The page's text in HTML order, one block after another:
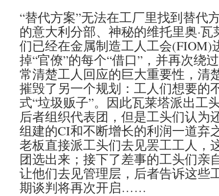
“替代方案”无法在工厂里找到替代
的意大利分部、神秘的维托里奥·瓦
们已经在金属制造工人工会(FIOM)
掉“官僚”的每个“借口”，并再次绕
常清楚工人回应的巨大重要性，清
摧毁了另一个规划：工人们想要的
式“垃圾贩子”。因此瓦莱塔派出工
后者组织代表团，但是工头们认为
组建的CI和不断增长的利润一道弃
老板直接派工头们去见罢工工人，
团选出来；接下了差事的工头们亲
让他们去见管理层，后者告诉这些
期谈判将再次开启……